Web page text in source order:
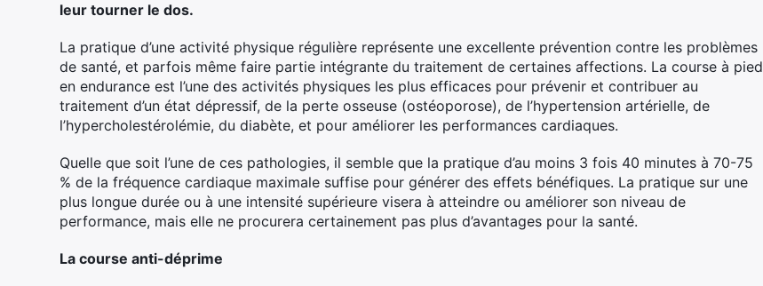
leur tourner le dos.
La pratique d’une activité physique régulière représente une excellente prévention contre les problèmes
de santé, et parfois même faire partie intégrante du traitement de certaines affections. La course à pied
en endurance est l’une des activités physiques les plus efficaces pour prévenir et contribuer au
traitement d’un état dépressif, de la perte osseuse (ostéoporose), de l’hypertension artérielle, de
l’hypercholestérolémie, du diabète, et pour améliorer les performances cardiaques.
Quelle que soit l’une de ces pathologies, il semble que la pratique d’au moins 3 fois 40 minutes à 70-75
% de la fréquence cardiaque maximale suffise pour générer des effets bénéfiques. La pratique sur une
plus longue durée ou à une intensité supérieure visera à atteindre ou améliorer son niveau de
performance, mais elle ne procurera certainement pas plus d’avantages pour la santé.
La course anti-déprime